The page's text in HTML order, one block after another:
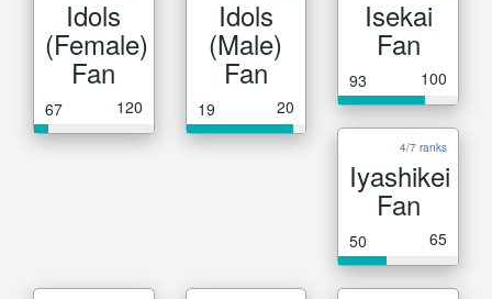
Idols
(Female)
Fan
67 120
Idols
(Male)
Fan
19 20
Isekai
Fan
93 100
4/7 ranks
Iyashikei
Fan
50 65